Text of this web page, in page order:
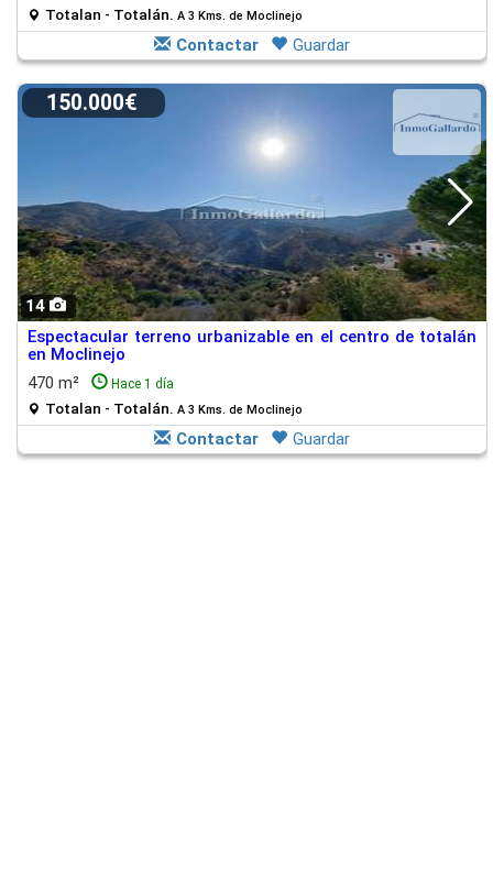
Totalan - Totalán. A 3 Kms. de Moclinejo
Contactar Guardar
14
150.000€
Espectacular terreno urbanizable en el centro de totalán
en Moclinejo
470 m²
Hace 1 día
Totalan - Totalán. A 3 Kms. de Moclinejo
Contactar Guardar